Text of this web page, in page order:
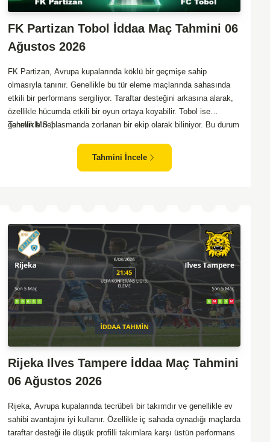
FK Partizan Tobol İddaa Maç Tahmini 06
Ağustos 2026
FK Partizan, Avrupa kupalarında köklü bir geçmişe sahip
olmasıyla tanınır. Genellikle bu tür eleme maçlarında sahasında
etkili bir performans sergiliyor. Taraftar desteğini arkasına alarak,
özellikle hücumda etkili bir oyun ortaya koyabilir. Tobol ise
genellikle deplasmanda zorlanan bir ekip olarak biliniyor. Bu durum
Tahmin MS 1
Tahmini İncele
Rijeka Ilves Tampere İddaa Maç Tahmini
06 Ağustos 2026
Rijeka, Avrupa kupalarında tecrübeli bir takımdır ve genellikle ev
sahibi avantajını iyi kullanır. Özellikle iç sahada oynadığı maçlarda
taraftar desteği ile düşük profilli takımlara karşı üstün performans